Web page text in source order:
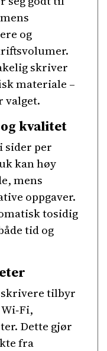
og
skriver
materiale –
valget.
kvalitet
sider per
kan høy
mens
oppgaver.
tosidig
tid og
tilbyr
Dette gjør
fra